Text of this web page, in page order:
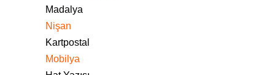
Madalya
Nişan
Kartpostal
Mobilya